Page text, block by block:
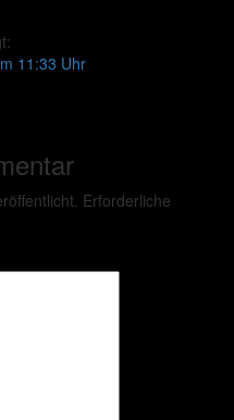
11:33 Uhr
Erforderliche